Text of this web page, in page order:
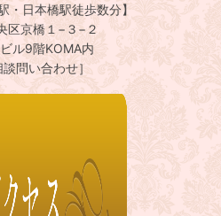
・日本橋駅徒歩数分】
区京橋１−３−２
ル9階KOMA内
談問い合わせ］